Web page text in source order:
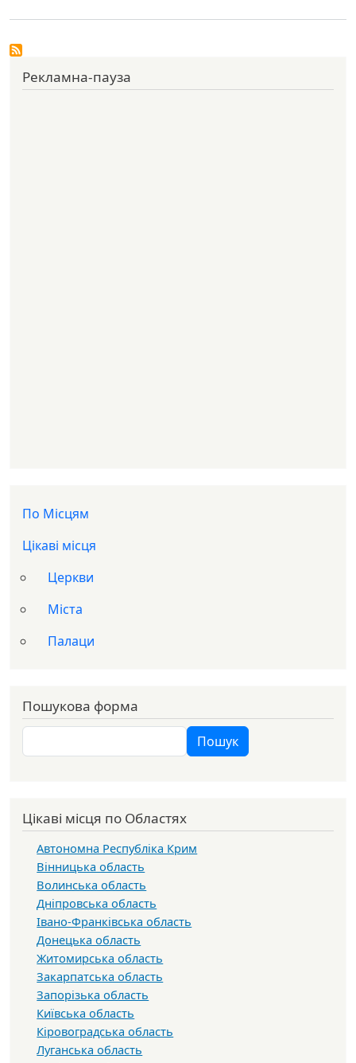
Рекламна-пауза
Доп меню
По Місцям
Цікаві місця
Церкви
Міста
Палаци
Пошукова форма
Пошук Пошук
Цікаві місця по Областях
Автономна Республіка Крим
Вінницька область
Волинська область
Дніпровська область
Івано-Франківська область
Донецька область
Житомирська область
Закарпатська область
Запорізька область
Київська область
Кіровоградська область
Луганська область